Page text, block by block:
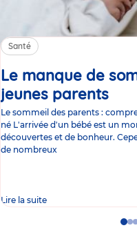
Santé
Le manque de
jeunes parents
Le sommeil des parents :
né L'arrivée d'un bébé est un
découvertes et de bonheur.
de nombreux
Lire la suite
Go